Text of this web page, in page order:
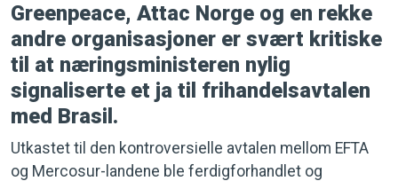
Greenpeace, Attac Norge og en rekke
andre organisasjoner er svært kritiske
til at næringsministeren nylig
signaliserte et ja til frihandelsavtalen
med Brasil.
Utkastet til den kontroversielle avtalen mellom EFTA
og Mercosur-landene ble ferdigforhandlet og